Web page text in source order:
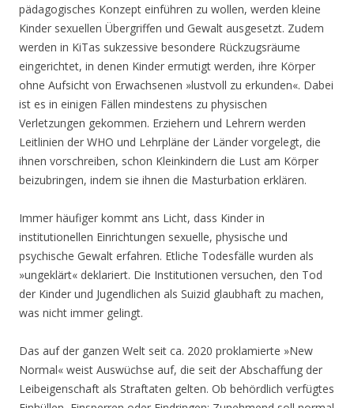
pädagogisches Konzept einführen zu wollen, werden kleine
Kinder sexuellen Übergriffen und Gewalt ausgesetzt. Zudem
werden in KiTas sukzessive besondere Rückzugsräume
eingerichtet, in denen Kinder ermutigt werden, ihre Körper
ohne Aufsicht von Erwachsenen »lustvoll zu erkunden«. Dabei
ist es in einigen Fällen mindestens zu physischen
Verletzungen gekommen. Erziehern und Lehrern werden
Leitlinien der WHO und Lehrpläne der Länder vorgelegt, die
ihnen vorschreiben, schon Kleinkindern die Lust am Körper
beizubringen, indem sie ihnen die Masturbation erklären.
Immer häufiger kommt ans Licht, dass Kinder in
institutionellen Einrichtungen sexuelle, physische und
psychische Gewalt erfahren. Etliche Todesfälle wurden als
»ungeklärt« deklariert. Die Institutionen versuchen, den Tod
der Kinder und Jugendlichen als Suizid glaubhaft zu machen,
was nicht immer gelingt.
Das auf der ganzen Welt seit ca. 2020 proklamierte »New
Normal« weist Auswüchse auf, die seit der Abschaffung der
Leibeigenschaft als Straftaten gelten. Ob behördlich verfügtes